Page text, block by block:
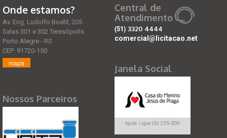
Onde estamos?
Av. Eng. Ludolfo Boehl, 205
Salas 301 e 302 Teresópolis
Porto Alegre - RS
CEP: 91720-150
mapa
Nossos Parceiros
Central de
Atendimento
(51) 3320 4444
comercial@licitacao.net
Janela Social